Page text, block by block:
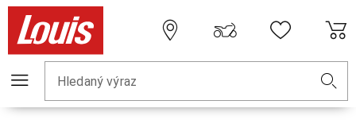
Hledaný výraz